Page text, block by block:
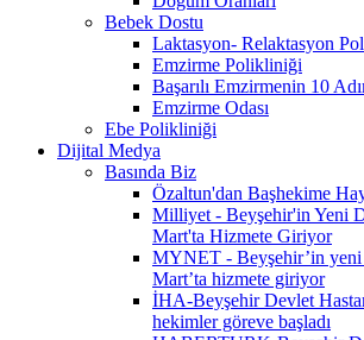
Bebek Dostu
Laktasyon- Relaktasyon
Emzirme Polikliniği
Başarılı Emzirmenin 10
Emzirme Odası
Ebe Polikliniği
Dijital Medya
Basında Biz
Özaltun'dan Başhekime
Milliyet - Beyşehir'in Yeni
Mart'ta Hizmete Giriyor
MYNET - Beyşehir’in yeni
Mart’ta hizmete giriyor
İHA-Beyşehir Devlet
hekimler göreve başladı